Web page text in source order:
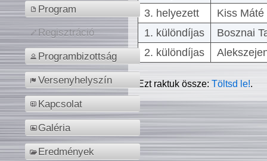
Program
Regisztráció
Programbizottság
Versenyhelyszín
Kapcsolat
Galéria
Eredmények
3. helyezett
Kiss
1. különdíjas
Bosznai
2. különdíjas
Ezt raktuk össze:Töltsd le!.